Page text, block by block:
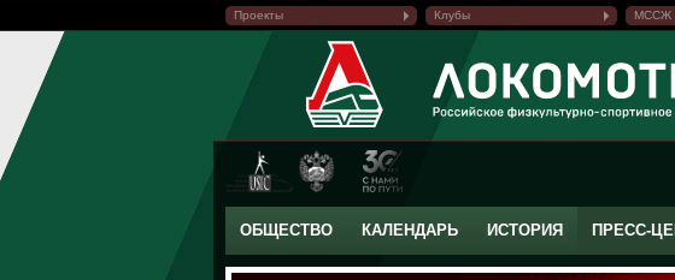
Проекты Клубы МССЖ
ОБЩЕСТВО КАЛЕНДАРЬ ИСТОРИЯ ПРЕСС-